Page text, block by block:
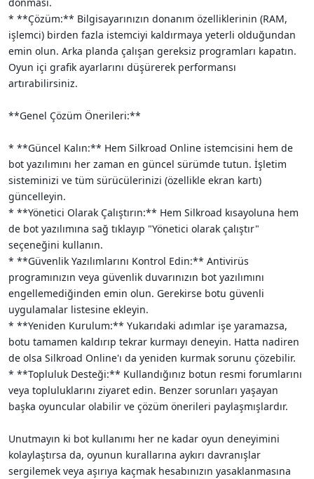
* **Çözüm:** Bilgisayarınızın donanım özelliklerinin (RAM,
işlemci) birden fazla istemciyi kaldırmaya yeterli olduğundan
emin olun. Arka planda çalışan gereksiz programları kapatın.
Oyun içi grafik ayarlarını düşürerek performansı
artırabilirsiniz.
**Genel Çözüm Önerileri:**
* **Güncel Kalın:** Hem Silkroad Online istemcisini hem de
bot yazılımını her zaman en güncel sürümde tutun. İşletim
sisteminizi ve tüm sürücülerinizi (özellikle ekran kartı)
güncelleyin.
* **Yönetici Olarak Çalıştırın:** Hem Silkroad kısayoluna hem
de bot yazılımına sağ tıklayıp "Yönetici olarak çalıştır"
seçeneğini kullanın.
* **Güvenlik Yazılımlarını Kontrol Edin:** Antivirüs
programınızın veya güvenlik duvarınızın bot yazılımını
engellemediğinden emin olun. Gerekirse botu güvenli
uygulamalar listesine ekleyin.
* **Yeniden Kurulum:** Yukarıdaki adımlar işe yaramazsa,
botu tamamen kaldırıp tekrar kurmayı deneyin. Hatta nadiren
de olsa Silkroad Online'ı da yeniden kurmak sorunu çözebilir.
* **Topluluk Desteği:** Kullandığınız botun resmi forumlarını
veya topluluklarını ziyaret edin. Benzer sorunları yaşayan
başka oyuncular olabilir ve çözüm önerileri paylaşmışlardır.
Unutmayın ki bot kullanımı her ne kadar oyun deneyimini
kolaylaştırsa da, oyunun kurallarına aykırı davranışlar
sergilemek veya aşırıya kaçmak hesabınızın yasaklanmasına